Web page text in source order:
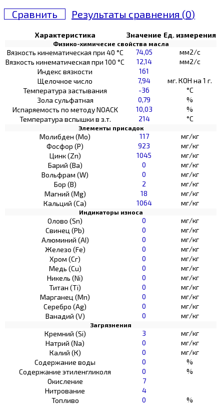
Сравнить Результаты сравнения (0)
Характеристика Значение Ед. измерения
Физико-химичесие свойства масла
Вязкость кинематическая при 40 °С 74,05
мм2/с
Вязкость кинематическая при 100 °С
12,14
мм2/с
Индекс вязкости
161
Щелочное число
7,94
мг. КОН на 1 г.
Температура застывания
-36
°C
Зола сульфатная
0,79
%
Испаряемость по методу NOACK
10,03
%
Температура вспышки в з.т.
214 °C
Элементы присадок
Молибден (Мо) 117
мг/кг
Фосфор (Р)
923
мг/кг
Цинк (Zn)
1045
мг/кг
Барий (Ва)
0
мг/кг
Вольфрам (W)
0
мг/кг
Бор (В)
2
мг/кг
Магний (Mg)
18
мг/кг
Кальций (Са)
1064 мг/кг
Индикаторы износа
Олово (Sn) 0
мг/кг
Свинец (Pb)
0
мг/кг
Алюминий (AI)
0
мг/кг
Железо (Fe)
0
мг/кг
Хром (Сг)
0
мг/кг
Медь (Cu)
0
мг/кг
Никель (Ni)
0
мг/кг
Титан (Ti)
0
мг/кг
Марганец (Mn)
0
мг/кг
Серебро (Ag)
0
мг/кг
Ванадий (V)
0 мг/кг
Загрязнения
Кремний (Si) 3
мг/кг
Натрий (Na)
0
мг/кг
Калий (К)
0
мг/кг
Содержание воды
0
%
Содержание этиленгликоля
0
%
Окисление
7
Нитрование
4
Топливо
0 %